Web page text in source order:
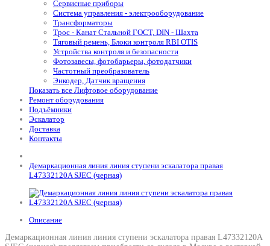
Сервисные приборы
Система управления - электрооборудование
Трансформаторы
Трос - Канат Стальной ГОСТ, DIN - Шахта
Тяговый ремень, Блоки контроля RBI OTIS
Устройства контроля и безопасности
Фотозавесы, фотобарьеры, фотодатчики
Частотный преобразователь
Энкодер, Датчик вращения
Показать все Лифтовое оборудование
Ремонт оборудования
Подъёмники
Эскалатор
Доставка
Контакты
Демаркационная линия линия ступени эскалатора правая
L47332120A SJEC (черная)
Описание
Демаркационная линия линия ступени эскалатора правая L47332120A